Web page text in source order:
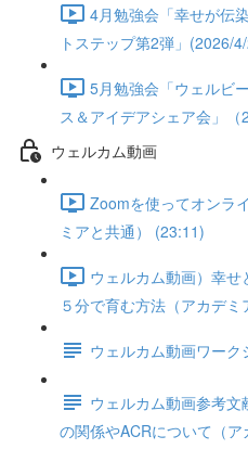
4月勉強会「幸せが伝
トステップ第2弾」(2026/
5月勉強会「ウェルビ
ス＆アイデアシェア会」
ウェルカム動画
Zoomを使ってオンラ
ミアと共通） (23:11)
ウェルカム動画）幸
５分で育む方法（アカデ
ウェルカム動画ワーク
ウェルカム動画参考
の関係やACRについて（ア